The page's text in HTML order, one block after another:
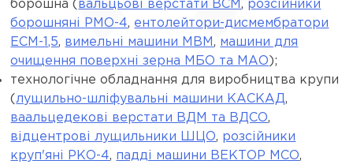
борошна ( вальцьові верстати ВСМ, розсійники
борошняні РМО-4, ентолейтори-дисмембратори
ЕСМ-1,5, вимельні машини МВМ, машини для
очищення поверхні зерна МБО та МАО );
технологічне обладнання для виробництва крупи
(лущильно-шліфувальні машини КАСКАД,
вaальцедекові верстати ВДМ та ВДСО,
відцентрові лущильники ШЦО, розсійники
круп'яні РКО-4, падді машини ВЕКТОР МСО,